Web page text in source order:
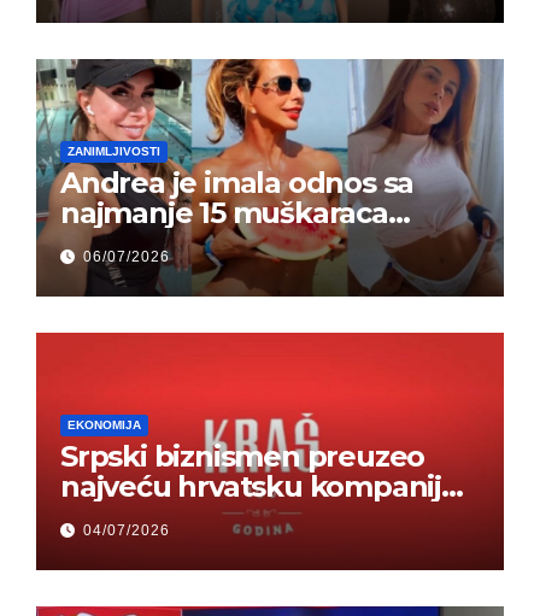
ZANIMLJIVOSTI
Andrea je imala odnos sa
najmanje 15 muškaraca
odjednom – „Doktor mi je
rekao…“ (FOTO)
06/07/2026
EKONOMIJA
Srpski biznismen preuzeo
najveću hrvatsku kompaniju i
ponos zemlje – Hrvati ne
mogu da veruju
04/07/2026